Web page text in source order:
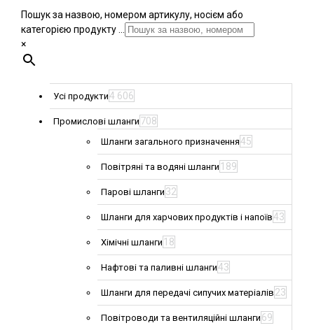
Пошук за назвою, номером артикулу, носієм або
категорією продукту ...
×
Усі продукти4 606
Промислові шланги 708
Шланги загального призначення45
Повітряні та водяні шланги 189
Парові шланги 32
Шланги для харчових продуктів і напоїв43
Хімічні шланги 18
Нафтові та паливні шланги43
Шланги для передачі сипучих матеріалів 23
Повітроводи та вентиляційні шланги 69